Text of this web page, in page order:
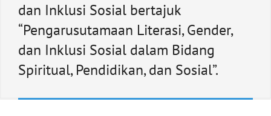
dan Inklusi Sosial bertajuk
“Pengarusutamaan Literasi, Gender,
dan Inklusi Sosial dalam Bidang
Spiritual, Pendidikan, dan Sosial”.